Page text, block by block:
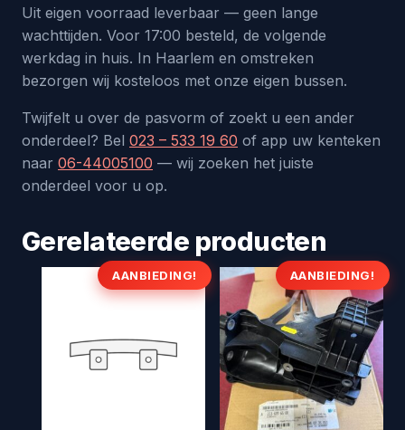
Uit eigen voorraad leverbaar — geen lange
wachttijden. Voor 17:00 besteld, de volgende
werkdag in huis. In Haarlem en omstreken
bezorgen wij kosteloos met onze eigen bussen.
Twijfelt u over de pasvorm of zoekt u een ander
onderdeel? Bel 023 – 533 19 60 of app uw kenteken
naar 06-44005100 — wij zoeken het juiste
onderdeel voor u op.
Gerelateerde producten
AANBIEDING! AANBIEDING!